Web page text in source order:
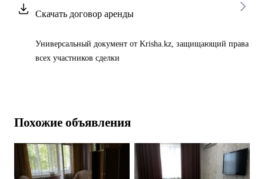
Скачать договор аренды
Универсальный документ от Krisha.kz, защищающий права
всех участников сделки
Похожие объявления